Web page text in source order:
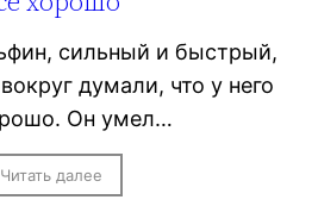
сильный и быстрый,
думали, что у него
Он умел…
Читать далее